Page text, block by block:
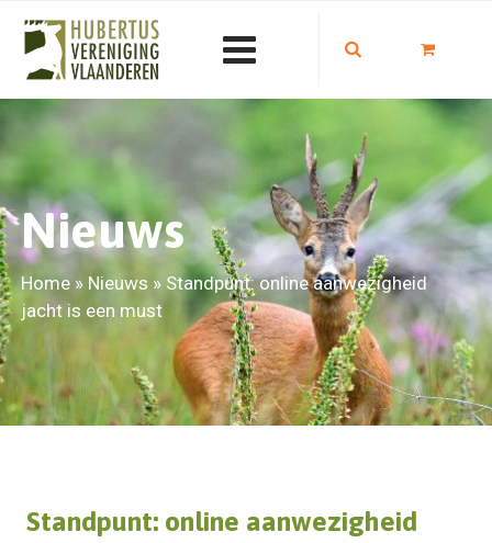
Nieuws
Home» Nieuws » Standpunt: online aanwezigheid
jacht is een must
Standpunt: online aanwezigheid